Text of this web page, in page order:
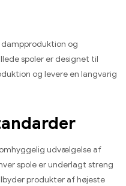
dampproduktion og
spoler er designet til
og levere en langvarig
udvælgelse af
spole er underlagt streng
produkter af højeste